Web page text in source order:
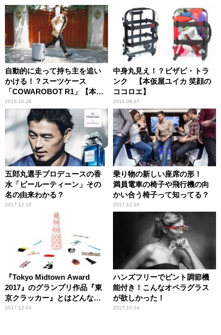
自動的に走って持ち主を追い
かける！？スーツケース
「COWAROBOT R1」【本仮
屋ユイカ 笑顔のココロエ】
2016.10.28
中身丸見え！？ビザビ・トラ
ンク 【本仮屋ユイカ 笑顔の
ココロエ】
2016.09.07
五郎丸選手プロデュースの香
水「ビールーティーン」その
名の由来わかる？
2017.12.10
乗り物の新しい座席の形！
満員電車の椅子や飛行機の向
かい合う椅子って知ってる？
2017.12.10
『Tokyo Midtown Award
2017』のグランプリ作品『東
京クラッカー』とはどんなク
ラッカー？
2017.12.03
ハンズフリーでピント調節機
能付き！こんなオペラグラス
が欲しかった！
2017.10.14